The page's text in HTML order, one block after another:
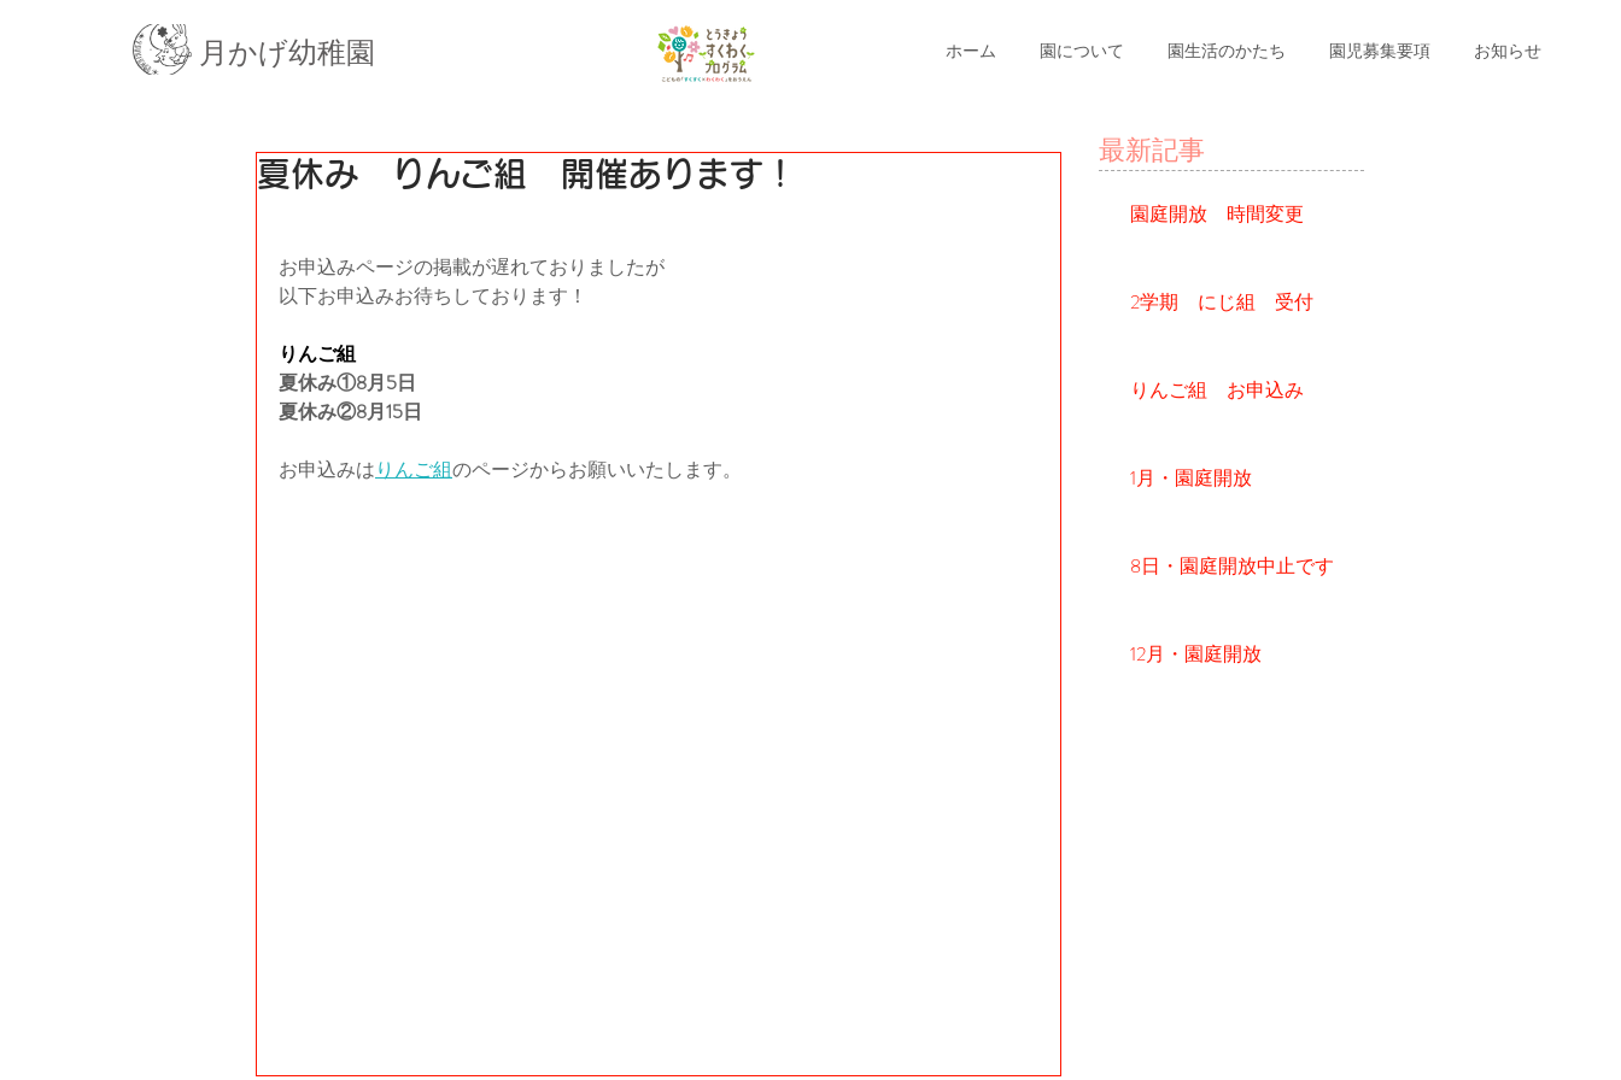
月かげ幼稚園 ホーム 園について 園生活のかたち 園児募集要項 お知らせ
夏休み りんご組 開催あります！
お申込みページの掲載が遅れておりましたが
以下お申込みお待ちしております！
りんご組
夏休み①8月5日
夏休み②8月15日
お申込みはりんご組のページからお願いいたします。
最新記事
園庭開放 時間変更
2学期 にじ組 受付
りんご組 お申込み
1月・園庭開放
8日・園庭開放中止です
12月・園庭開放